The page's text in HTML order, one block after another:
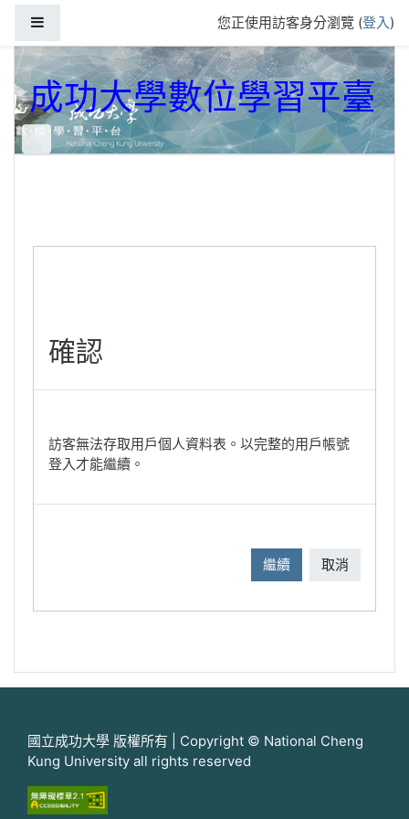
您正使用訪客身分瀏覽 (登入)
成功大學數位學習平臺
確認
訪客無法存取用戶個人資料表。以完整的用戶帳號
登入才能繼續。
繼續 取消
國立成功大學 版權所有 | Copyright © National Cheng
Kung University all rights reserved